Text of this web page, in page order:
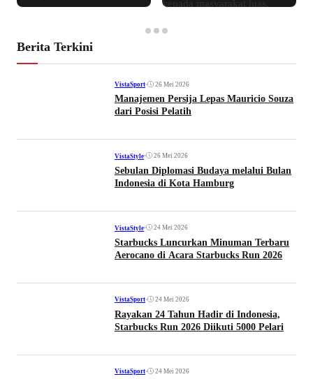
Berita Terkini
VistaSport• 26 Mei 2026
Manajemen Persija Lepas Mauricio Souza
dari Posisi Pelatih
VistaStyle• 26 Mei 2026
Sebulan Diplomasi Budaya melalui Bulan
Indonesia di Kota Hamburg
VistaStyle• 24 Mei 2026
Starbucks Luncurkan Minuman Terbaru
Aerocano di Acara Starbucks Run 2026
VistaSport• 24 Mei 2026
Rayakan 24 Tahun Hadir di Indonesia,
Starbucks Run 2026 Diikuti 5000 Pelari
VistaSport• 24 Mei 2026